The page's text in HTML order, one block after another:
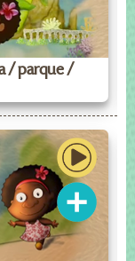
/ parque /